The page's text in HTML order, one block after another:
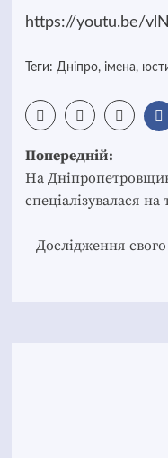
https://youtu.be/
Теги: Дніпро, імена,
Post
navigation
Попередній:
На
спеціалізувалася
Дослідження свого